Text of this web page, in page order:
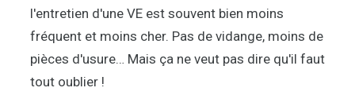
l'entretien d'une VE est souvent bien moins
fréquent et moins cher. Pas de vidange, moins de
pièces d'usure… Mais ça ne veut pas dire qu'il faut
tout oublier !